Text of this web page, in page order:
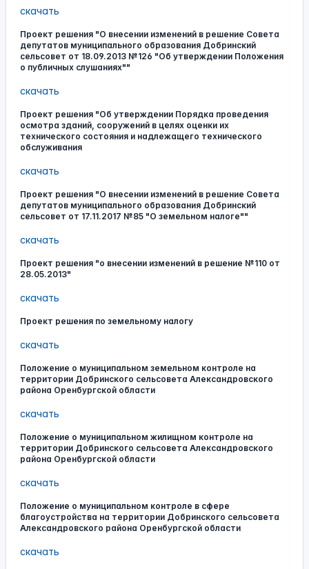
скачать
Проект решения "О внесении изменений в решение Совета
депутатов муниципального образования Добринский
сельсовет от 18.09.2013 №126 "Об утверждении Положения
о публичных слушаниях""
скачать
Проект решения "Об утверждении Порядка проведения
осмотра зданий, сооружений в целях оценки их
технического состояния и надлежащего технического
обслуживания
скачать
Проект решения "О внесении изменений в решение Совета
депутатов муниципального образования Добринский
сельсовет от 17.11.2017 №85 "О земельном налоге""
скачать
Проект решения "о внесении изменений в решение №110 от
28.05.2013"
скачать
Проект решения по земельному налогу
скачать
Положение о муниципальном земельном контроле на
территории Добринского сельсовета Александровского
района Оренбургской области
скачать
Положение о муниципальном жилищном контроле на
территории Добринского сельсовета Александровского
района Оренбургской области
скачать
Положение о муниципальном контроле в сфере
благоустройства на территории Добринского сельсовета
Александровского района Оренбургской области
скачать